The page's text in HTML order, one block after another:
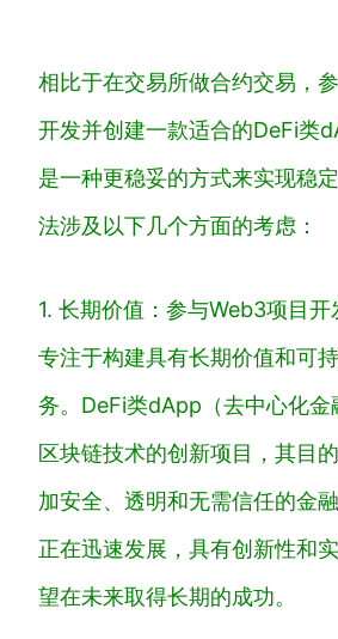
相比于在交易所做合约交易，
开发并创建一款适合的DeFi类
是一种更稳妥的方式来实现稳
法涉及以下几个方面的考虑：
1. 长期价值：参与Web3项目
专注于构建具有长期价值和可
务。DeFi类dApp（去中心化金
区块链技术的创新项目，其目
加安全、透明和无需信任的金
正在迅速发展，具有创新性和
望在未来取得长期的成功。